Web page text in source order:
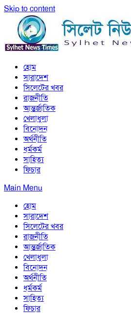
Skip to content
সিলেট নিউজ টাইমস্ | Sylhet News Times
সিলেট নিউজ টাইমস্ | Sylhet News Times
হোম
সারাদেশ
সিলেটের খবর
রাজনীতি
আন্তর্জাতিক
খেলাধুলা
বিনোদন
অর্থনীতি
ধর্মকর্ম
সাহিত্য
ফিচার
Main Menu
হোম
সারাদেশ
সিলেটের খবর
রাজনীতি
আন্তর্জাতিক
খেলাধুলা
বিনোদন
অর্থনীতি
ধর্মকর্ম
সাহিত্য
ফিচার